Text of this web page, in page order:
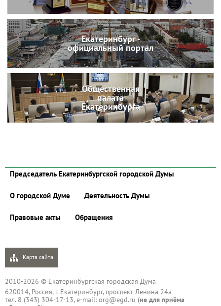
Екатеринбург -
официальный портал
Общественная
палата
Екатеринбурга
Председатель Екатеринбургской городской Думы
О городской Думе Деятельность Думы
Правовые акты Обращения
Карта сайта
2010-2026 © Екатеринбургская городская Дума
620014, Россия, г. Екатеринбург, проспект Ленина 24а
тел. 8 (343) 304-17-13, e-mail: org@egd.ru (не для приёма